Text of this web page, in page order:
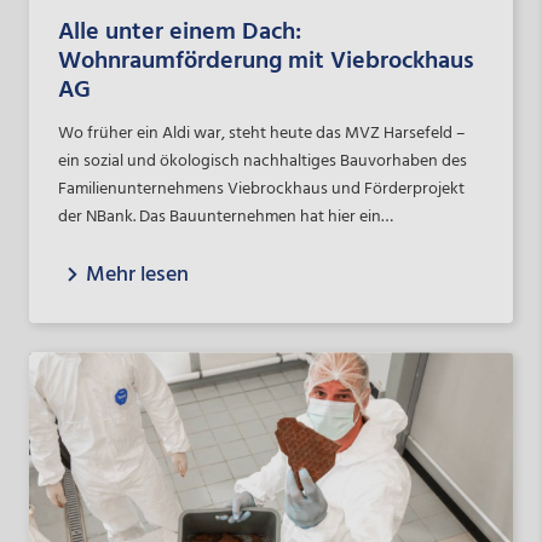
Alle unter einem Dach:
Wohnraumförderung mit Viebrockhaus
AG
Wo früher ein Aldi war, steht heute das MVZ Harsefeld –
ein sozial und ökologisch nachhaltiges Bauvorhaben des
Familienunternehmens Viebrockhaus und Förderprojekt
der NBank. Das Bauunternehmen hat hier ein
generationengerechtem Wohnraum gebaut – und trägt so
Wandel.
Mehr lesen